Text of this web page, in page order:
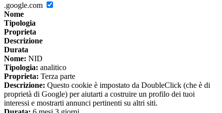
.google.com
Nome
Tipologia
Proprieta
Descrizione
Durata
Nome: NID
Tipologia: analitico
Proprieta: Terza parte
Descrizione: Questo cookie è impostato da DoubleClick (che è di
proprietà di Google) per aiutarti a costruire un profilo dei tuoi
interessi e mostrarti annunci pertinenti su altri siti.